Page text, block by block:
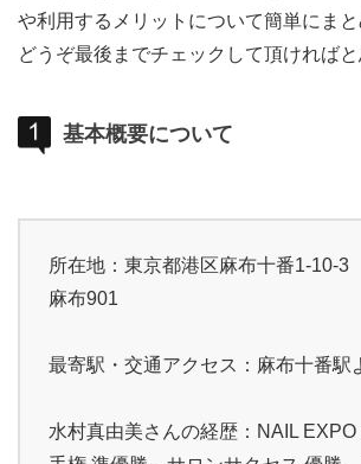
や利用するメリットについて簡単にまと
どうぞ最後までチェックして頂ければと
基本概要について
所在地：東京都港区麻布十番1-10-
麻布901
最寄駅・交通アクセス：麻布十番駅
水村真由美さんの経歴：NAIL EXPO